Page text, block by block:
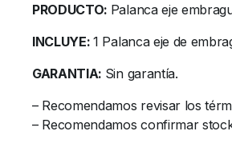
PRODUCTO: Palanca eje
INCLUYE:1 Palanca eje de
GARANTIA: Sin garantía.
– Recomendamos revisar los
– Recomendamos confirmar